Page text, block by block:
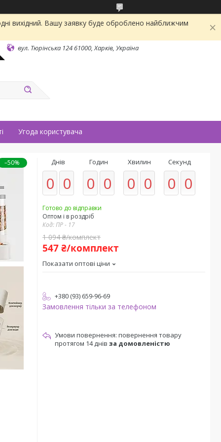
вихідний. Вашу заявку буде оброблено найближчим
вул. Тюрінська 124 61000, Харків, Україна
Угода користувача
–50% Днів
0 0
Годин
0 0
Хвилин
0 0
Секунд
0 0
Готово до відправки
Оптом і в роздріб
Код:ПР - 17
1 094 ₴/комплект
547 ₴/комплект
Показати оптові ціни
+380 (93) 659-96-69
Замовлення тільки за телефоном
повернення товару
протягом 14 днів за домовленістю